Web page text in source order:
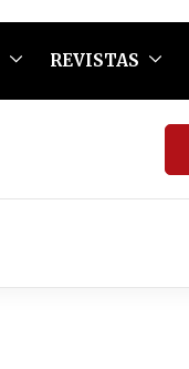
REVISTAS